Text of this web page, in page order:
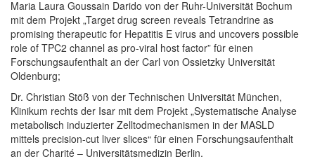
Maria Laura Goussain Darido von der Ruhr-Universität Bochum
mit dem Projekt „Target drug screen reveals Tetrandrine as
promising therapeutic for Hepatitis E virus and uncovers possible
role of TPC2 channel as pro-viral host factor” für einen
Forschungsaufenthalt an der Carl von Ossietzky Universität
Oldenburg;
Dr. Christian Stöß von der Technischen Universität München,
Klinikum rechts der Isar mit dem Projekt „Systematische Analyse
metabolisch induzierter Zelltodmechanismen in der MASLD
mittels precision-cut liver slices“ für einen Forschungsaufenthalt
an der Charité – Universitätsmedizin Berlin.